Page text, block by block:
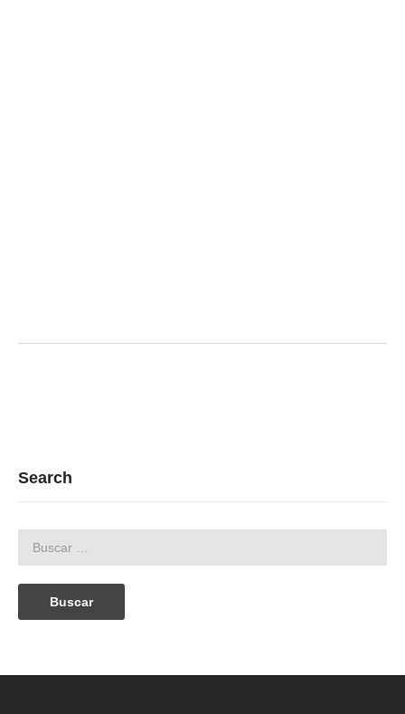
Search